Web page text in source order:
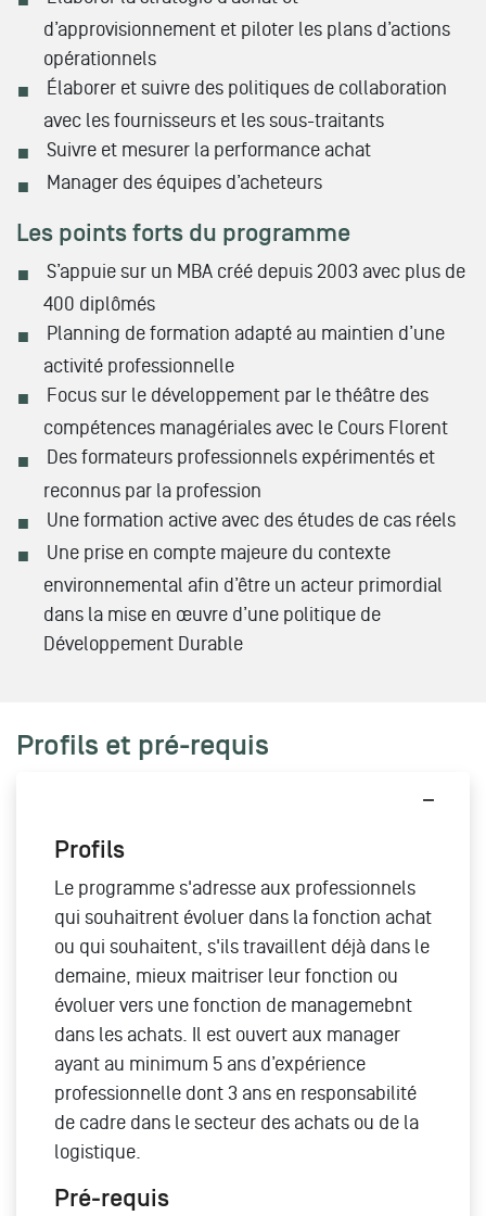
d’approvisionnement et piloter les plans d’actions
opérationnels
Élaborer et suivre des politiques de collaboration
avec les fournisseurs et les sous-traitants
Suivre et mesurer la performance achat
Manager des équipes d’acheteurs
Les points forts du programme
S’appuie sur un MBA créé depuis 2003 avec plus de
400 diplômés
Planning de formation adapté au maintien d’une
activité professionnelle
Focus sur le développement par le théâtre des
compétences managériales avec le Cours Florent
Des formateurs professionnels expérimentés et
reconnus par la profession
Une formation active avec des études de cas réels
Une prise en compte majeure du contexte
environnemental afin d’être un acteur primordial
dans la mise en œuvre d’une politique de
Développement Durable
Profils et pré-requis
Profils
Le programme s'adresse aux professionnels
qui souhaitrent évoluer dans la fonction achat
ou qui souhaitent, s'ils travaillent déjà dans le
demaine, mieux maitriser leur fonction ou
évoluer vers une fonction de managemebnt
dans les achats. Il est ouvert aux manager
ayant au minimum 5 ans d’expérience
professionnelle dont 3 ans en responsabilité
de cadre dans le secteur des achats ou de la
logistique.
Pré-requis